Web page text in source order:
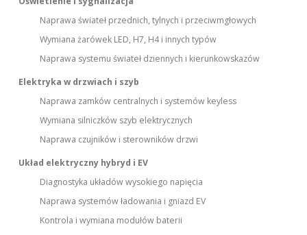
Naprawa świateł przednich, tylnych i przeciwmgłowych
Wymiana żarówek LED, H7, H4 i innych typów
Naprawa systemu świateł dziennych i kierunkowskazów
Elektryka w drzwiach i szyb
Naprawa zamków centralnych i systemów keyless
Wymiana silniczków szyb elektrycznych
Naprawa czujników i sterowników drzwi
Układ elektryczny hybryd i EV
Diagnostyka układów wysokiego napięcia
Naprawa systemów ładowania i gniazd EV
Kontrola i wymiana modułów baterii